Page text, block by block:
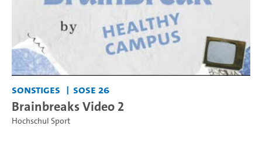
Sonstiges SoSe 26
Brainbreaks Video 2
Hochschul Sport